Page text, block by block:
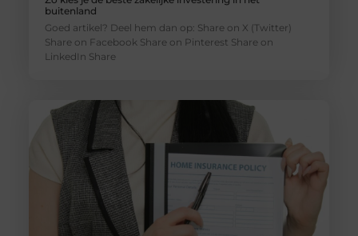
buitenland
Goed artikel? Deel hem dan op: Share on X (Twitter)
Share on Facebook Share on Pinterest Share on
LinkedIn Share